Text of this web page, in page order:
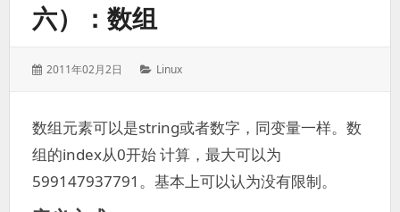
六）：数组
发
2011年02月2日
分
Linux
数组元素可以是string或者数字，同变量一样。数
组的index从0开始 计算，最大可以为
599147937791。基本上可以认为没有限制。